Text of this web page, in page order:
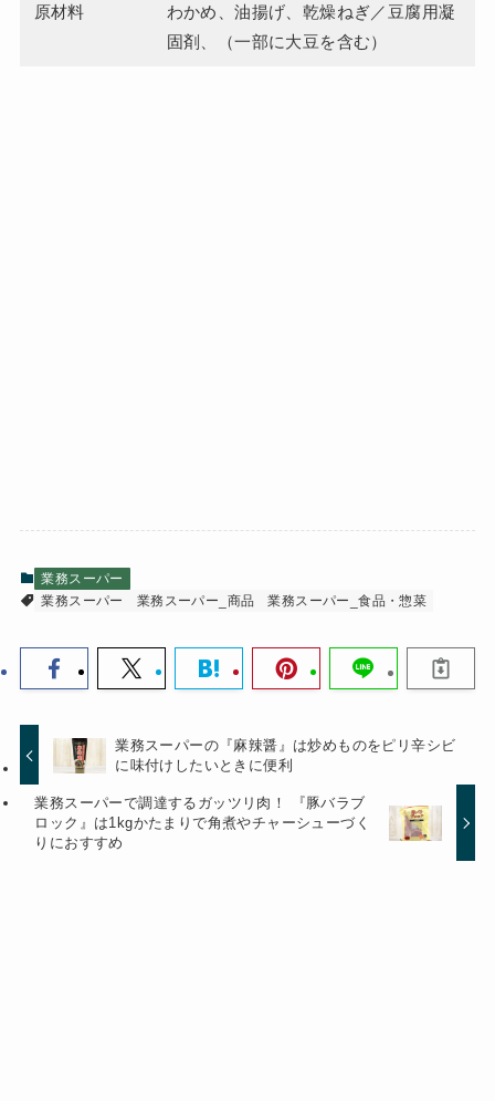
原材料
わかめ、油揚げ、乾燥ねぎ／豆腐用凝
固剤、（一部に大豆を含む）
業務スーパー
業務スーパー
業務スーパー_商品 業務スーパー_食品・惣菜
業務スーパーの『麻辣醤』は炒めものをピリ辛シビ
に味付けしたいときに便利
業務スーパーで調達するガッツリ肉！ 『豚バラブ
ロック』は1kgかたまりで角煮やチャーシューづく
りにおすすめ